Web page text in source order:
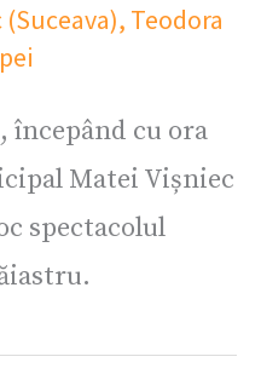
, Teodora
începând cu ora
Matei Vișniec
spectacolul